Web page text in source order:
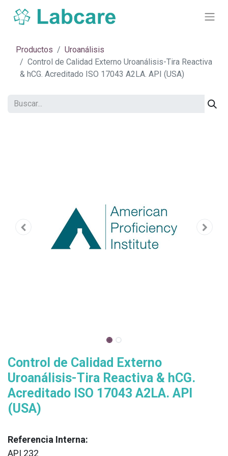
Productos
Uroanálisis
Control de Calidad Externo Uroanálisis-Tira Reactiva
& hCG. Acreditado ISO 17043 A2LA. API (USA)
Control de Calidad Externo
Uroanálisis-Tira Reactiva & hCG.
Acreditado ISO 17043 A2LA. API
(USA)
Referencia Interna:
API 232